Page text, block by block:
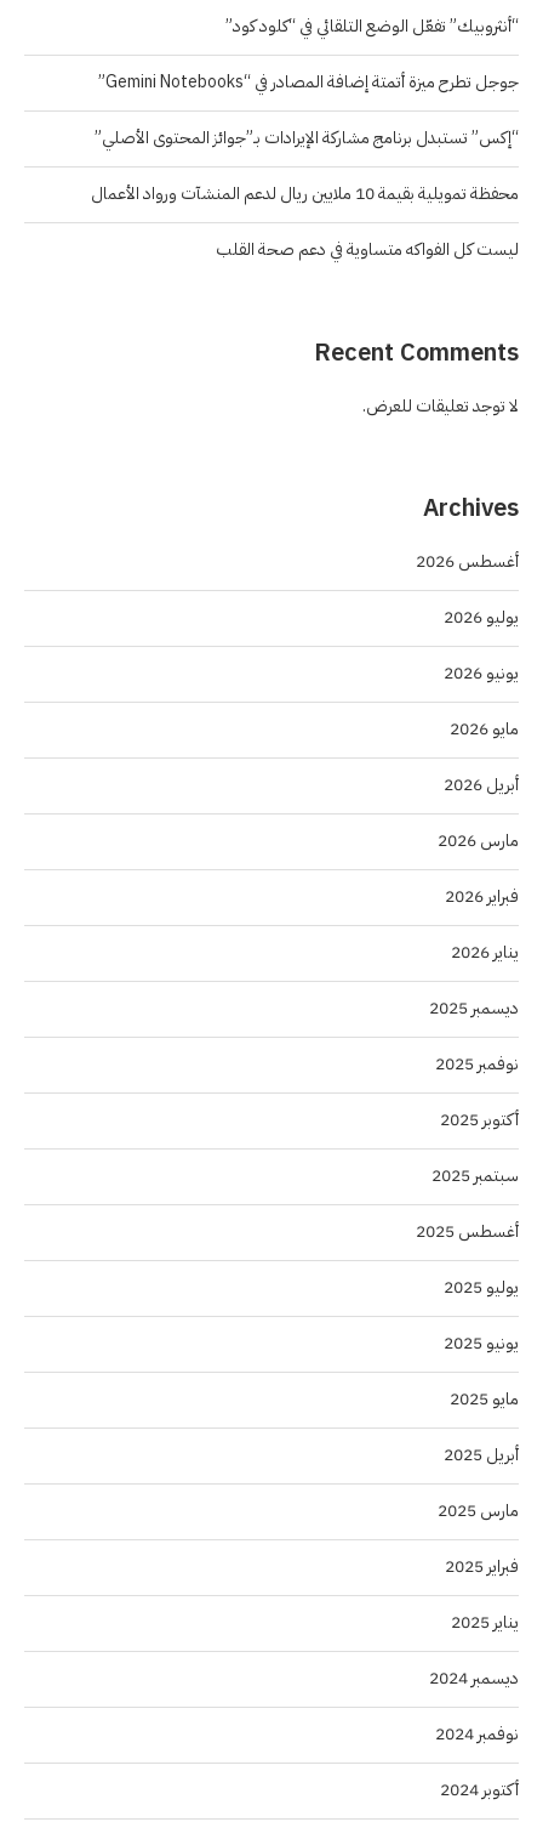
“أنثروبيك” تفعّل الوضع التلقائي في “كلود كود”
جوجل تطرح ميزة أتمتة إضافة المصادر في “Gemini Notebooks”
“إكس” تستبدل برنامج مشاركة الإيرادات بـ”جوائز المحتوى الأصلي”
محفظة تمويلية بقيمة 10 ملايين ريال لدعم المنشآت ورواد الأعمال
ليست كل الفواكه متساوية في دعم صحة القلب
Recent Comments
لا توجد تعليقات للعرض.
Archives
أغسطس 2026
يوليو 2026
يونيو 2026
مايو 2026
أبريل 2026
مارس 2026
فبراير 2026
يناير 2026
ديسمبر 2025
نوفمبر 2025
أكتوبر 2025
سبتمبر 2025
أغسطس 2025
يوليو 2025
يونيو 2025
مايو 2025
أبريل 2025
مارس 2025
فبراير 2025
يناير 2025
ديسمبر 2024
نوفمبر 2024
أكتوبر 2024